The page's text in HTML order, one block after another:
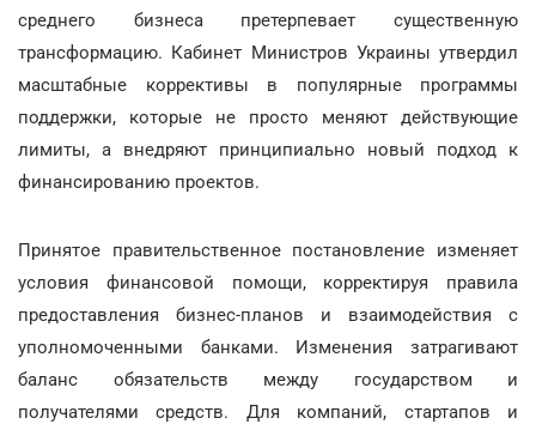
среднего бизнеса претерпевает существенную
трансформацию. Кабинет Министров Украины утвердил
масштабные коррективы в популярные программы
поддержки, которые не просто меняют действующие
лимиты, а внедряют принципиально новый подход к
финансированию проектов.
Принятое правительственное постановление изменяет
условия финансовой помощи, корректируя правила
предоставления бизнес-планов и взаимодействия с
уполномоченными банками. Изменения затрагивают
баланс обязательств между государством и
получателями средств. Для компаний, стартапов и